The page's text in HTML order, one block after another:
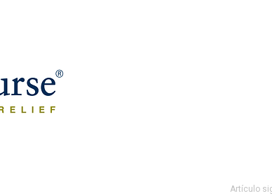
Artículo